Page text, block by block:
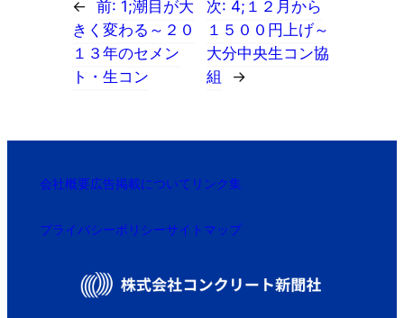
← 前: 1;潮目が大
きく変わる～２０
１３年のセメン
ト・生コン
次: 4;１２月から
１５００円上げ～
大分中央生コン協
組
→
会社概要広告掲載について リンク集
プライバシーポリシーサイトマップ